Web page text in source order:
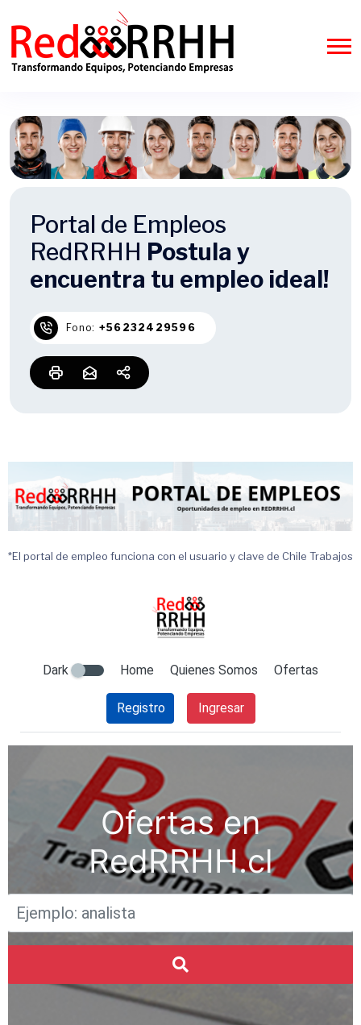
Portal de Empleos
RedRRHH Postula y
encuentra tu empleo ideal!
Fono: +56232429596
*El portal de empleo funciona con el usuario y clave de Chile Trabajos